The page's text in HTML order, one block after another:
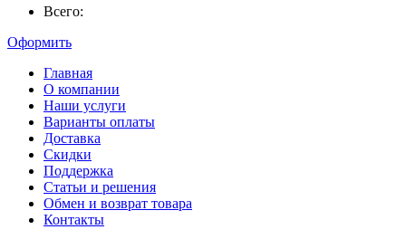
Всего:
Оформить
Главная
О компании
Наши услуги
Варианты оплаты
Доставка
Скидки
Поддержка
Статьи и решения
Обмен и возврат товара
Контакты